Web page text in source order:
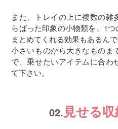
また、トレイの上に複数の
らばった印象の小物類を、1
まとめてくれる効果もあるんで
小さいものから大きなものま
で、乗せたいアイテムに合わ
て下さい。
02.見せる